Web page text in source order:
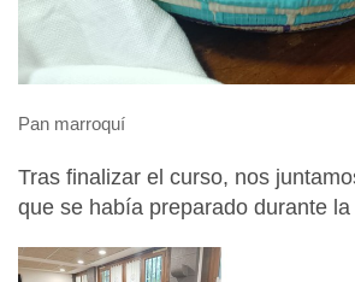
Pan marroquí
Tras finalizar el curso, nos
que se había preparado durante la